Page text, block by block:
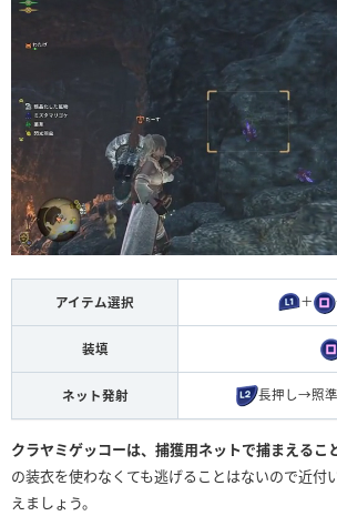
アイテム選択 ＋
装填
ネット発射 長押し→照
クラヤミゲッコーは、捕獲用ネットで捕まえるこ
の装衣を使わなくても逃げることはないので近付
えましょう。